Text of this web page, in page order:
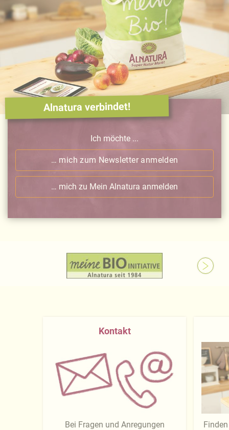
Alnatura verbindet!
Ich möchte ...
… mich zum Newsletter anmelden
… mich zu Mein Alnatura anmelden
Kontakt
Bei Fragen und Anregungen